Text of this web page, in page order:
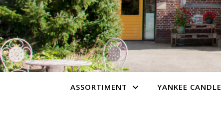
ASSORTIMENT YANKEE CANDLE